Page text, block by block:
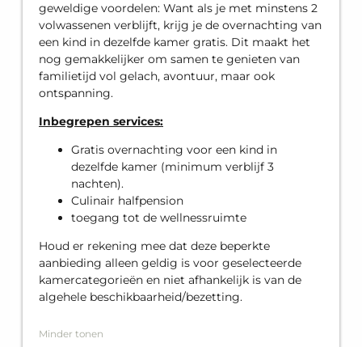
geweldige voordelen: Want als je met minstens 2
volwassenen verblijft, krijg je de overnachting van
een kind in dezelfde kamer gratis. Dit maakt het
nog gemakkelijker om samen te genieten van
familietijd vol gelach, avontuur, maar ook
ontspanning.
Inbegrepen services:
Gratis overnachting voor een kind in
dezelfde kamer (minimum verblijf 3
nachten).
Culinair halfpension
toegang tot de wellnessruimte
Houd er rekening mee dat deze beperkte
aanbieding alleen geldig is voor geselecteerde
kamercategorieën en niet afhankelijk is van de
algehele beschikbaarheid/bezetting.
Minder tonen